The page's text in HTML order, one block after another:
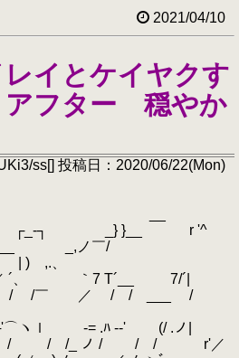
2021/04/10
イとケイヤクす
フター 穏やか
ss[] 投稿日：2020/06/22(Mon)
_} }__ r '^
_,ノ￣/
,.、
、 ｀7 T´__ 7/´|
/ /￣ ／ / / ___ /
ｌ -= .ﾊ -‐' (/ .ノ|
/ / /_ ノ / ￣/ / r'／